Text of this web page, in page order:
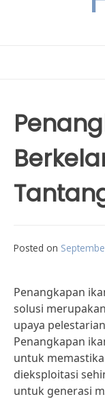
Posted on
Penangkapan
solusi
upaya
Penangkapan
untuk
dieksploitasi
untuk generasi